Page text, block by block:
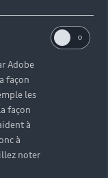
Adobe
façon
les
façon
à
à
noter